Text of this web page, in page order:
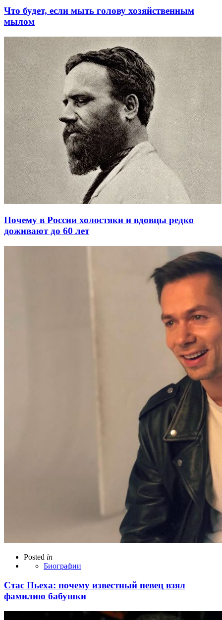
Что будет, если мыть голову хозяйственным
мылом
Почему в России холостяки и вдовцы редко
доживают до 60 лет
Posted in
Биографии
Стас Пьеха: почему известный певец взял
фамилию бабушки